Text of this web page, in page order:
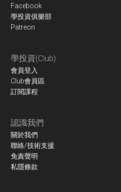
Facebook
學投資俱樂部
Patreon
學投資(Club)
會員登入
Club會員區
訂閱課程
認識我們
關於我們
聯絡/技術支援
免責聲明
私隱條款